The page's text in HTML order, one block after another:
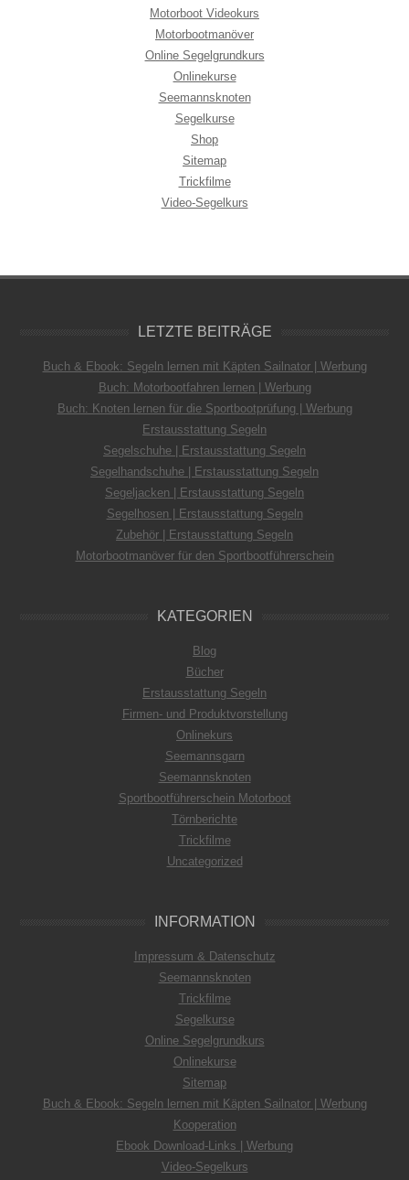
Motorboot Videokurs
Motorbootmanöver
Online Segelgrundkurs
Onlinekurse
Seemannsknoten
Segelkurse
Shop
Sitemap
Trickfilme
Video-Segelkurs
LETZTE BEITRÄGE
Buch & Ebook: Segeln lernen mit Käpten Sailnator | Werbung
Buch: Motorbootfahren lernen | Werbung
Buch: Knoten lernen für die Sportbootprüfung | Werbung
Erstausstattung Segeln
Segelschuhe | Erstausstattung Segeln
Segelhandschuhe | Erstausstattung Segeln
Segeljacken | Erstausstattung Segeln
Segelhosen | Erstausstattung Segeln
Zubehör | Erstausstattung Segeln
Motorbootmanöver für den Sportbootführerschein
KATEGORIEN
Blog
Bücher
Erstausstattung Segeln
Firmen- und Produktvorstellung
Onlinekurs
Seemannsgarn
Seemannsknoten
Sportbootführerschein Motorboot
Törnberichte
Trickfilme
Uncategorized
INFORMATION
Impressum & Datenschutz
Seemannsknoten
Trickfilme
Segelkurse
Online Segelgrundkurs
Onlinekurse
Sitemap
Buch & Ebook: Segeln lernen mit Käpten Sailnator | Werbung
Kooperation
Ebook Download-Links | Werbung
Video-Segelkurs